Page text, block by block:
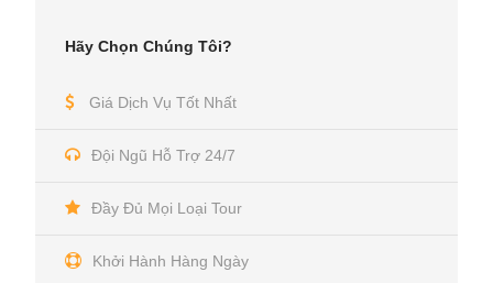
Hãy Chọn Chúng Tôi?
Giá Dịch Vụ Tốt Nhất
Đội Ngũ Hỗ Trợ 24/7
Đầy Đủ Mọi Loại Tour
Khởi Hành Hàng Ngày